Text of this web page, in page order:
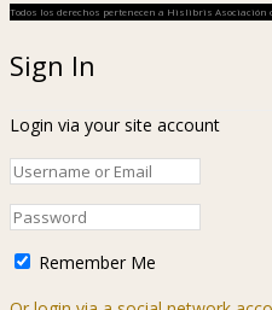
Todos los derechos pertenecen a Hislibris
Sign In
Login via your site account
Remember Me